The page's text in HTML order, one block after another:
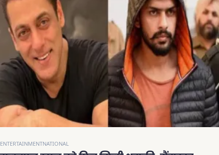
ENTERTAINMENTNATIONAL